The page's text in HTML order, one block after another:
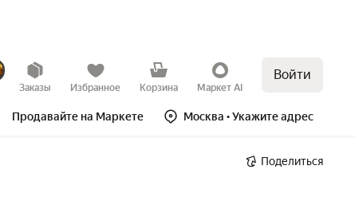
Заказы Избранное Корзина Маркет AI
Войти
Продавайте на Маркете Москва • Укажите адрес
Поделиться